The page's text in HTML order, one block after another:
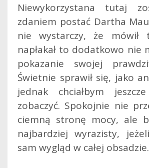
Niewykorzystana tutaj
zdaniem postać Dartha
nie wystarczy, że
napłakał to dodatkowo nie
pokazanie swojej
Świetnie sprawił się, jako
jednak chciałbym
zobaczyć. Spokojnie nie
ciemną stronę mocy, ale
najbardziej wyrazisty,
sam wygląd w całej obsadzie.